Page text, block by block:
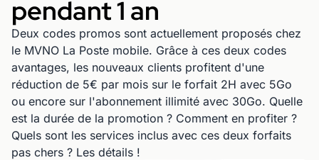
pendant 1 an
Deux codes promos sont actuellement proposés chez
le MVNO La Poste mobile. Grâce à ces deux codes
avantages, les nouveaux clients profitent d'une
réduction de 5€ par mois sur le forfait 2H avec 5Go
ou encore sur l'abonnement illimité avec 30Go. Quelle
est la durée de la promotion ? Comment en profiter ?
Quels sont les services inclus avec ces deux forfaits
pas chers ? Les détails !